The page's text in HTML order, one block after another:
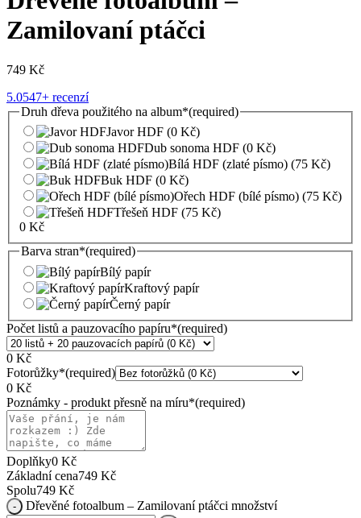
Zamilovaní ptáčci
749 Kč
5.0547+ recenzí
Druh dřeva použitého na album*(required)
Javor HDF (0 Kč)
Dub sonoma HDF (0 Kč)
Bílá HDF (zlaté písmo) (75 Kč)
Buk HDF (0 Kč)
Ořech HDF (bílé písmo) (75 Kč)
Třešeň HDF (75 Kč)
0 Kč
Barva stran*(required)
Bílý papír
Kraftový papír
Černý papír
Počet listů a pauzovacího papíru*(required)
0 Kč
Fotorůžky*(required)
0 Kč
Poznámky - produkt přesně na míru*(required)
Doplňky0 Kč
Základní cena749 Kč
Spolu749 Kč
Dřevěné fotoalbum – Zamilovaní ptáčci množství